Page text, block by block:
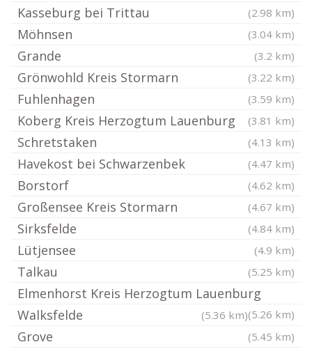
Kasseburg bei Trittau (2.98 km)
Möhnsen (3.04 km)
Grande (3.2 km)
Grönwohld Kreis Stormarn (3.22 km)
Fuhlenhagen (3.59 km)
Koberg Kreis Herzogtum Lauenburg (3.81 km)
Schretstaken (4.13 km)
Havekost bei Schwarzenbek (4.47 km)
Borstorf (4.62 km)
Großensee Kreis Stormarn (4.67 km)
Sirksfelde (4.84 km)
Lütjensee (4.9 km)
Talkau (5.25 km)
Elmenhorst Kreis Herzogtum Lauenburg
(5.26 km)
Walksfelde (5.36 km)
Grove (5.45 km)